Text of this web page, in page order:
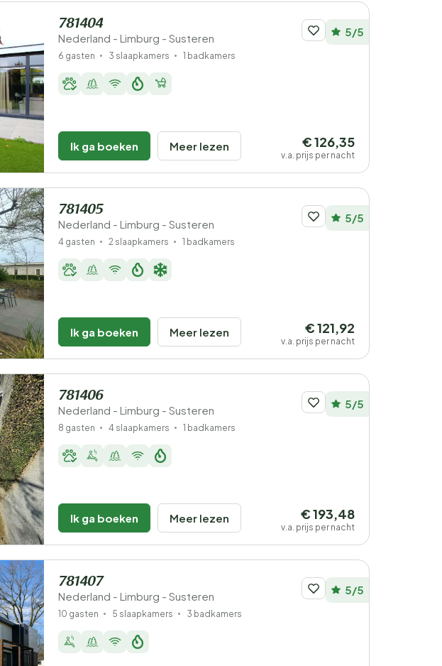
781404
Nederland - Limburg - Susteren 5/5
6 gasten 3 slaapkamers 1 badkamers
Ik ga boeken Meer lezen € 126,35
v.a. prijs per nacht
781405
Nederland - Limburg - Susteren 5/5
4 gasten 2 slaapkamers 1 badkamers
Ik ga boeken Meer lezen € 121,92
v.a. prijs per nacht
781406
Nederland - Limburg - Susteren 5/5
8 gasten 4 slaapkamers 1 badkamers
Ik ga boeken Meer lezen € 193,48
v.a. prijs per nacht
781407
Nederland - Limburg - Susteren 5/5
10 gasten 5 slaapkamers 3 badkamers